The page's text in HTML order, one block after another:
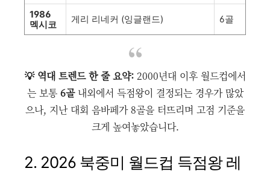
1986
멕시코
게리 리네커 (잉글랜드) 6골
💡 역대 트렌드 한 줄 요약:2000년대 이후 월드컵에서
는 보통 6골내외에서 득점왕이 결정되는 경우가 많았
으나, 지난 대회 음바페가 8골을 터뜨리며 고점 기준을
크게 높여놓았습니다.
2. 2026 북중미 월드컵 득점왕 레